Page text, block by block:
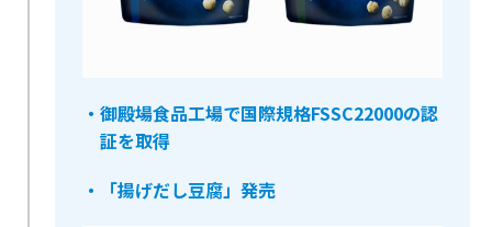
・御殿場食品工場で国際規格FSSC22000の認
証を取得
・「揚げだし豆腐」発売